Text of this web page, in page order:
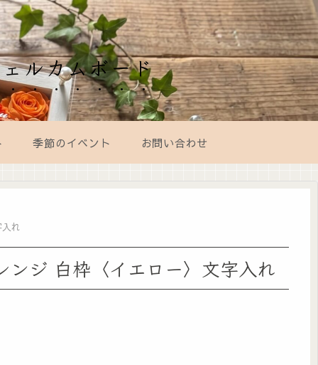
ルカムボード
季節のイベント お問い合わせ
れ
ンジ 白枠〈イエロー〉文字入れ